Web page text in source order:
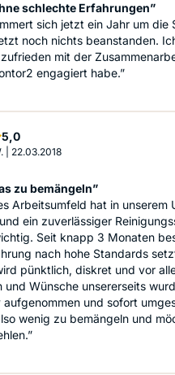
schlechte Erfahrungen”
sich jetzt ein Jahr um die
noch nichts beanstanden.
mit der
engagiert habe.”
5,0Sterne
22.03.2018
zu bemängeln”
Arbeitsumfeld hat in unserem
ein zuverlässiger
Seit knapp 3 Monaten
nach hohe Standards
pünktlich, diskret und vor
und Wünsche unsererseits
aufgenommen und sofort
wenig zu bemängeln und